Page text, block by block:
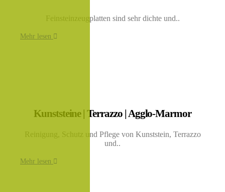
Feinsteinzeugplatten sind sehr dichte und..
Mehr lesen
Kunststeine | Terrazzo | Agglo-Marmor
Reinigung, Schutz und Pflege von Kunststein, Terrazzo
und..
Mehr lesen